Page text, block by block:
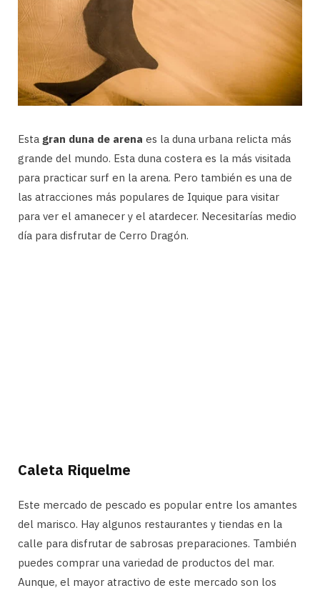
Esta gran duna de arena es la duna urbana relicta más
grande del mundo. Esta duna costera es la más visitada
para practicar surf en la arena. Pero también es una de
las atracciones más populares de Iquique para visitar
para ver el amanecer y el atardecer. Necesitarías medio
día para disfrutar de Cerro Dragón.
Caleta Riquelme
Este mercado de pescado es popular entre los amantes
del marisco. Hay algunos restaurantes y tiendas en la
calle para disfrutar de sabrosas preparaciones. También
puedes comprar una variedad de productos del mar.
Aunque, el mayor atractivo de este mercado son los